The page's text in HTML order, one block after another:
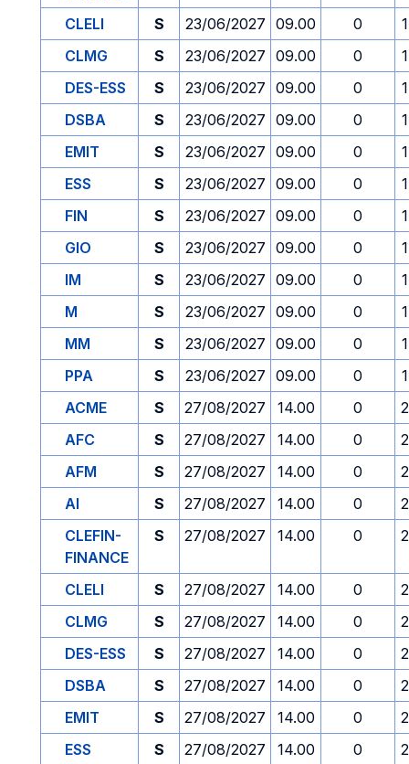
CLELI S 23/06/2027 09.00 0
CLMG
S 23/06/2027 09.00 0
DES-ESS
S 23/06/2027 09.00 0
DSBA
S 23/06/2027 09.00 0
EMIT
S 23/06/2027 09.00 0
ESS
S 23/06/2027 09.00 0
FIN
S 23/06/2027 09.00 0
GIO
S 23/06/2027 09.00 0
IM
S 23/06/2027 09.00 0
M
S 23/06/2027 09.00 0
MM
S 23/06/2027 09.00 0
PPA
S 23/06/2027 09.00 0
ACME
S 27/08/2027 14.00 0
AFC
S 27/08/2027 14.00 0
AFM
S 27/08/2027 14.00 0
AI
S 27/08/2027 14.00 0
CLEFIN-
FINANCE
S 27/08/2027 14.00 0
CLELI S 27/08/2027 14.00 0
CLMG
S 27/08/2027 14.00 0
DES-ESS
S 27/08/2027 14.00 0
DSBA
S 27/08/2027 14.00 0
EMIT
S 27/08/2027 14.00 0
ESS
S 27/08/2027 14.00 0